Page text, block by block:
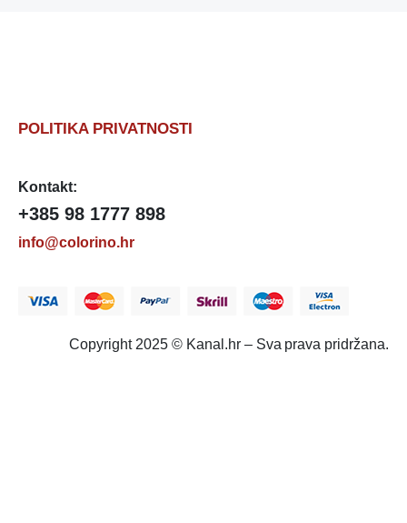
POLITIKA PRIVATNOSTI
Kontakt:
+385 98 1777 898
info@colorino.hr
Copyright 2025 © Kanal.hr – Sva prava pridržana.